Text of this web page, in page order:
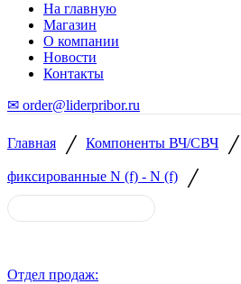
На главную
Магазин
О компании
Новости
Контакты
✉ order@liderpribor.ru
Главная / Компоненты ВЧ/СВЧ /
фиксированные N (f) - N (f) /
Отдел продаж: